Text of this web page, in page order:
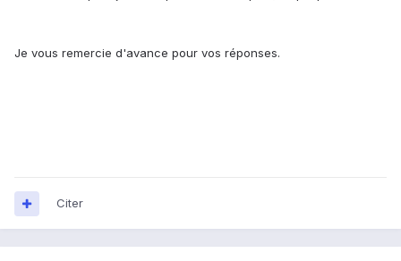
Je vous remercie d'avance pour vos réponses.
Citer